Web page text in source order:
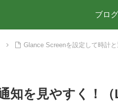
ブログ
Glance Screenを設定して時計
知を見やすく！